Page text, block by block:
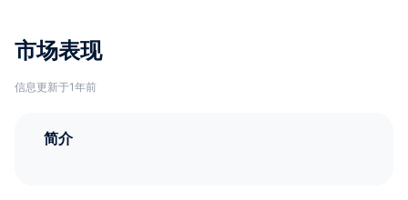
市场表现
信息更新于1年前
简介